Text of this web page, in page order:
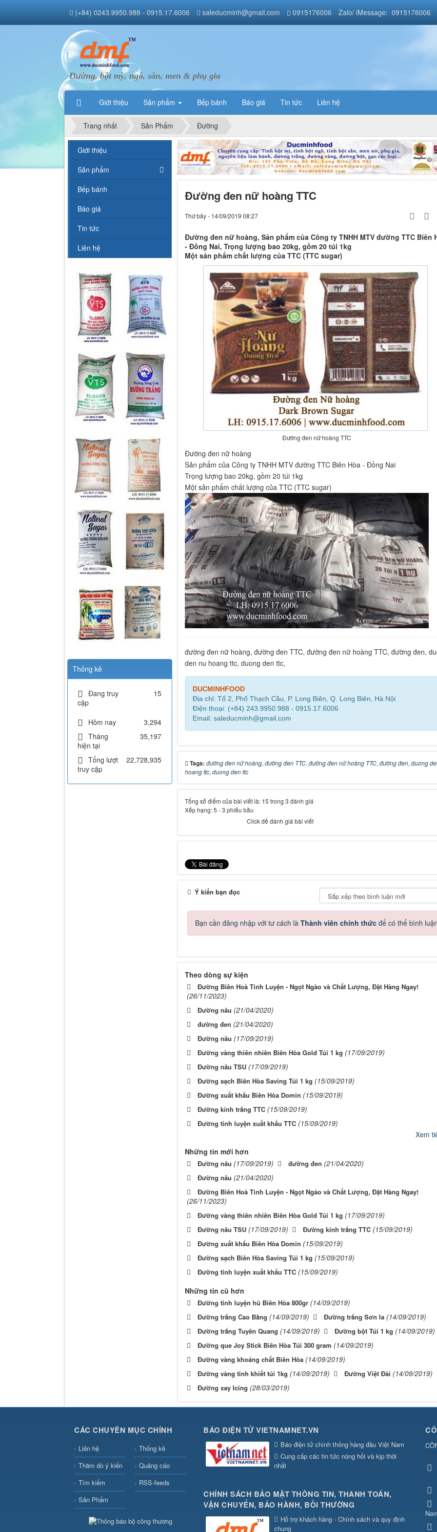
Đường, bột mỳ, ngô, sắn, men & phụ gia
Giới thiệu Sản phẩm Bếp bánh Báo giá Tin tức Liên hệ
(+84) 0243.9950.988 - 0915.17.6006 saleducminh@gmail.com 0915176006 Zalo/ iMessage: 0915176006
Trang nhất Sản Phẩm Đường
Đường đen nữ hoàng TTC
Thứ bảy - 14/09/2019 08:27
Đường đen nữ hoàng, Sản phẩm của Công ty TNHH MTV đường TTC Biên
- Đồng Nai, Trọng lượng bao 20kg, gồm 20 túi 1kg
Một sản phẩm chất lượng của TTC (TTC sugar)
Đường đen nữ hoàng TTC
Đường đen nữ hoàng
Sản phẩm của Công ty TNHH MTV đường TTC Biên Hòa - Đồng Nai
Trọng lượng bao 20kg, gồm 20 túi 1kg
Một sản phẩm chất lượng của TTC (TTC sugar)
đường đen nữ hoàng, đường đen TTC, đường đen nữ hoàng TTC, đường đen,
den nu hoang ttc, duong den ttc,
DUCMINHFOOD
Địa chỉ: Tổ 2, Phố Thạch Cầu, P. Long Biên, Q. Long Biên, Hà Nội
Điện thoại: (+84) 243.9950.988 - 0915.17.6006
Email: saleducminh@gmail.com
Tags: đường đen nữ hoàng,đường đen TTC,đường đen nữ hoàng TTC,đường đen,duong
hoang ttc,duong den ttc
Tổng số điểm của bài viết là: 15 trong 3 đánh giá
Xếp hạng:5 -3 phiếu bầu
Click để đánh giá bài viết
Ý kiến bạn đọc
Bạn cần đăng nhập với tư cách là Thành viên chính thứcđể có thể bình
Theo dòng sự kiện
Đường Biên Hoà Tinh Luyện - Ngọt Ngào và Chất Lượng, Đặt Hàng Ngay!
(26/11/2023)
Đường nâu (21/04/2020)
đường đen (21/04/2020)
Đường nâu (17/09/2019)
Đường vàng thiên nhiên Biên Hòa Gold Túi 1 kg (17/09/2019)
Đường nâu TSU (17/09/2019)
Đường sạch Biên Hòa Saving Túi 1 kg (15/09/2019)
Đường xuất khẩu Biên Hòa Domin (15/09/2019)
Đường kính trắng TTC (15/09/2019)
Đường tinh luyện xuất khẩu TTC (15/09/2019)
Xem
Những tin mới hơn
Đường nâu (17/09/2019) đường đen (21/04/2020)
Đường nâu (21/04/2020)
Đường Biên Hoà Tinh Luyện - Ngọt Ngào và Chất Lượng, Đặt Hàng Ngay!
(26/11/2023)
Đường vàng thiên nhiên Biên Hòa Gold Túi 1 kg (17/09/2019)
Đường nâu TSU (17/09/2019) Đường kính trắng TTC (15/09/2019)
Đường xuất khẩu Biên Hòa Domin (15/09/2019)
Đường sạch Biên Hòa Saving Túi 1 kg (15/09/2019)
Đường tinh luyện xuất khẩu TTC (15/09/2019)
Những tin cũ hơn
Đường tinh luyện hũ Biên Hòa 800gr (14/09/2019)
Đường trắng Cao Bằng (14/09/2019) Đường trắng Sơn la (14/09/2019)
Đường trắng Tuyên Quang (14/09/2019) Đường bột Túi 1 kg (14/09/2019)
Đường que Joy Stick Biên Hòa Túi 300 gram (14/09/2019)
Đường vàng khoáng chất Biên Hòa (14/09/2019)
Đường vàng tinh khiết túi 1kg (14/09/2019) Đường Việt Đài (14/09/2019)
Đường xay Icing (28/03/2019)
Giới thiệu
Sản phẩm
Bếp bánh
Báo giá
Tin tức
Liên hệ
Thống kê
Đang truy
cập
15
Hôm nay
3,294
Tháng
hiện tại
35,197
Tổng lượt
truy cập
22,728,935
CÁC CHUYÊN MỤC CHÍNH
Liên hệ
Thống kê
Thăm dò ý kiến
Quảng cáo
Tìm kiếm
RSS-feeds
Sản Phẩm
BÁO ĐIỆN TỬ VIETNAMNET.VN
Báo điện tử chính thống hàng đầu Việt Nam
Cung cấp các tin tức nóng hổi và kịp thời
nhất
CHÍNH SÁCH BẢO MẬT THÔNG TIN, THANH TOÁN,
VẬN CHUYỂN, BẢO HÀNH, BỒI THƯỜNG
Hỗ trợ khách hàng - Chính sách và quy định
chung